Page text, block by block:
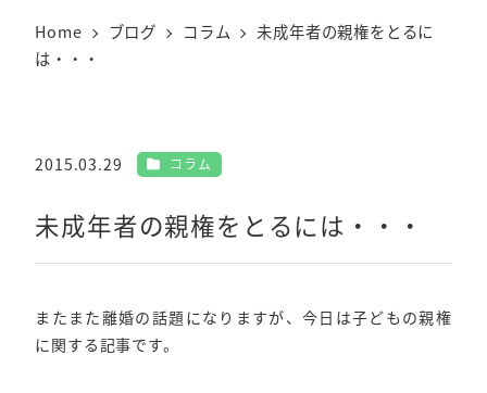
Home ブログ コラム
未成年者の親権をとるに
は・・・
未成年者の親権をとるには・・・
投稿日
2015.03.29 カテゴリー
コラム
またまた離婚の話題になりますが、今日は子どもの親権
に関する記事です。